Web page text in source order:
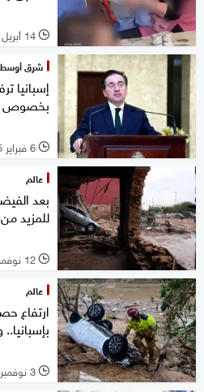
l 14 أبريل 2025
شرق أوسط
إسبانيا
بخصوص
l 6 فبراير 2025
عالم
بعد
للمزيد
l 12 نوفمبر 2024
عالم
ارتفاع
l 3 نوفمبر 2024